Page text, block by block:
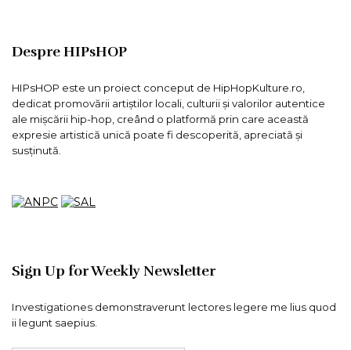
Despre HIPsHOP
HIPsHOP este un proiect conceput de HipHopKulture.ro,
dedicat promovării artiștilor locali, culturii și valorilor autentice
ale mișcării hip-hop, creând o platformă prin care această
expresie artistică unică poate fi descoperită, apreciată și
susținută.
Sign Up for Weekly Newsletter
Investigationes demonstraverunt lectores legere me lius quod
ii legunt saepius.